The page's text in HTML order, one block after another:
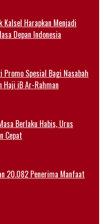
Kalsel Harapkan Menjadi
Depan Indonesia
Promo Spesial Bagi Nasabah
Haji iB Ar-Rahman
Berlaku Habis, Urus
Cepat
20.082 Penerima Manfaat